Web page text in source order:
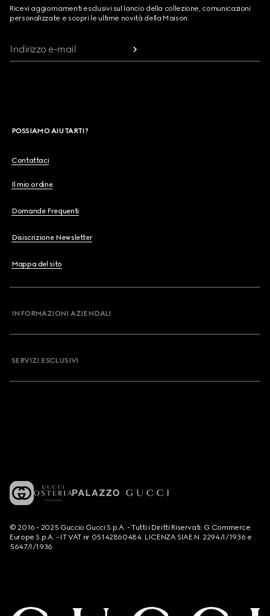
Ricevi aggiornamenti esclusivi sul lancio della collezione, comunicazioni
personalizzate e scopri le ultime novità della Maison.
Indirizzo e-mail
POSSIAMO AIUTARTI?
Contattaci
Il mio ordine
Domande Frequenti
Disiscrizione Newsletter
Mappa del sito
INFORMAZIONI AZIENDALI
SERVIZI ESCLUSIVI
© 2016 - 2025 Guccio Gucci S.p.A. - Tutti i Diritti Riservati. G Commerce
Europe S.p.A. - IT VAT nr 05142860484. LICENZA SIAE N. 2294/I/1936 e
5647/I/1936